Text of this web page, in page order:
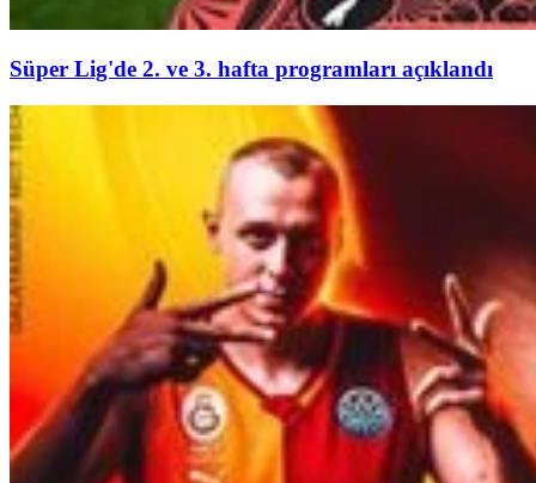
Süper Lig'de 2. ve 3. hafta programları açıklandı